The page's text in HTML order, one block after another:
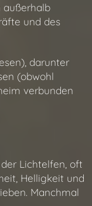
außerhalb
und des
darunter
(obwohl
verbunden
der Lichtelfen, oft
Helligkeit und
Manchmal